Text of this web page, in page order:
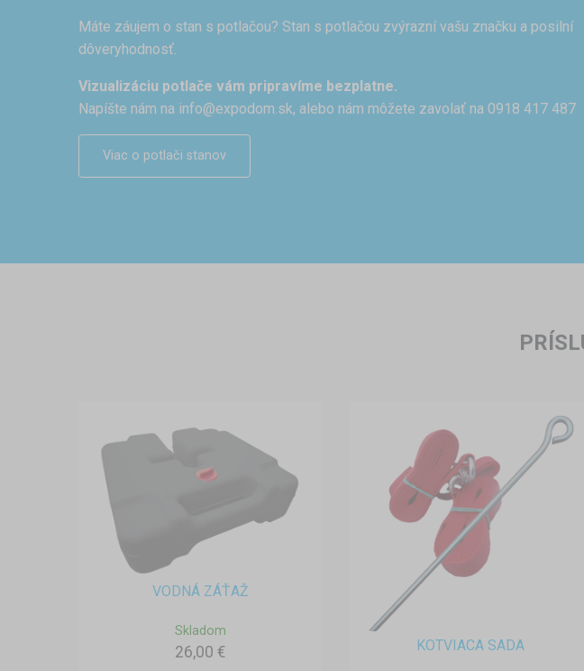
Máte záujem o stan s potlačou? Stan s potlačou zvýrazní vašu značku a posilní
dôveryhodnosť.
Vizualizáciu potlače vám pripravíme bezplatne.
Napíšte nám na info@expodom.sk, alebo nám môžete zavolať na 0918 417 487
Viac o potlači stanov
VODNÁ ZÁŤAŽ
Skladom
26,00 € KOTVIACA SADA